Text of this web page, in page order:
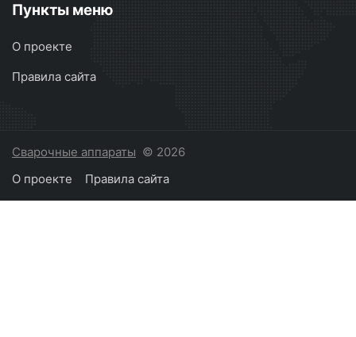
Пункты меню
О проекте
Правила сайта
Сварочные аппараты © 2026
О проекте
Правила сайта